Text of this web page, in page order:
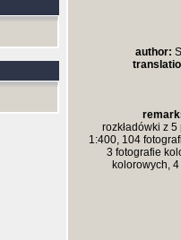
author:
rozkładówki z
1:400, 104
3 fotografie
kolorowych,